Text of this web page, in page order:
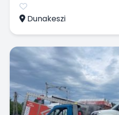
Dunakeszi